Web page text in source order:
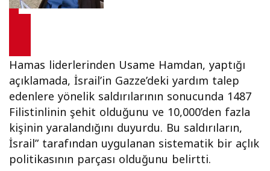
Hamas liderlerinden Usame Hamdan, yaptığı
açıklamada, İsrail’in Gazze’deki yardım talep
edenlere yönelik saldırılarının sonucunda 1487
Filistinlinin şehit olduğunu ve 10,000’den fazla
kişinin yaralandığını duyurdu. Bu saldırıların,
İsrail” tarafından uygulanan sistematik bir açlık
politikasının parçası olduğunu belirtti.